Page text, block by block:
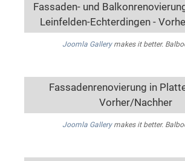
Fassaden- und
Leinfelden-Echterdingen -
Joomla Gallerymakes it better.
Fassadenrenovierung in
Vorher/Nachher
Joomla Gallerymakes it better.